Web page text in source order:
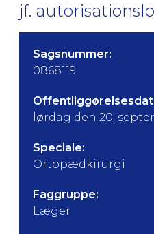
jf.
Sagsnummer:
0868119
lørdag den 20.
Speciale:
Ortopædkirurgi
Faggruppe:
Læger